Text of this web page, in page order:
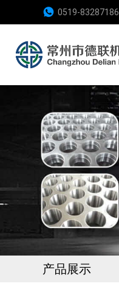
0519-83287186
产品展示